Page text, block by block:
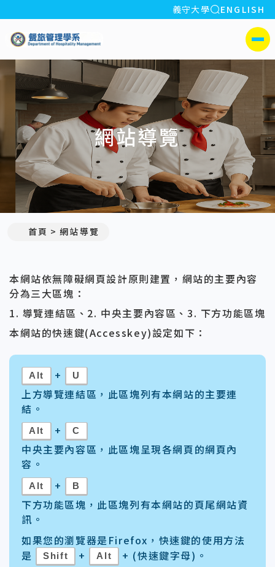
:::
義守大學 全站搜索
ENGLISH
側選單
網站導覽
首頁 網站導覽
本網站依無障礙網頁設計原則建置，網站的主要內容
分為三大區塊：
1. 導覽連結區、2. 中央主要內容區、3. 下方功能區塊
本網站的快速鍵(Accesskey)設定如下：
Alt + U
上方導覽連結區，此區塊列有本網站的主要連
結。
Alt + C
中央主要內容區，此區塊呈現各網頁的網頁內
容。
Alt + B
下方功能區塊，此區塊列有本網站的頁尾網站資
訊。
如果您的瀏覽器是Firefox，快速鍵的使用方法
是
Shift + Alt + (快速鍵字母)。